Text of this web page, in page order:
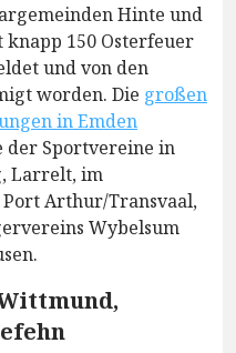
Hinte und
150 Osterfeuer
und von den
worden. Die großen
in Emden
der Sportvereine in
Larrelt, im
Arthur/Transvaal,
Wybelsum